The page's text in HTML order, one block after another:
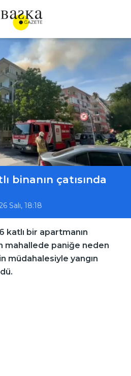
binanın çatısında
Salı, 18:18
katlı bir apartmanın
mahallede paniğe neden
müdahalesiyle yangın